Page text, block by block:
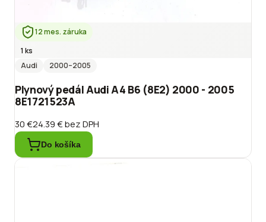
12 mes. záruka
1 ks
Audi
2000–2005
Plynový pedál Audi A4 B6 (8E2) 2000 - 2005
8E1721523A
30 €24.39 €bez DPH
Do košíka